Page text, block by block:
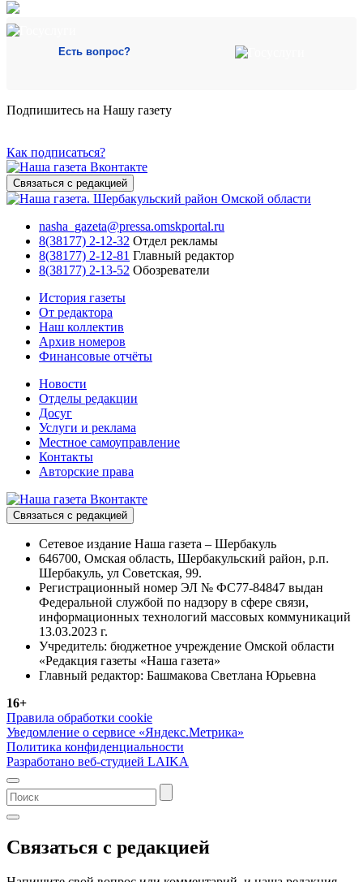
Есть вопрос?
Подпишитесь на Нашу газету
Как подписаться?
Связаться с редакцией
nasha_gazeta@pressa.omskportal.ru
8(38177) 2-12-32 Отдел рекламы
8(38177) 2-12-81 Главный редактор
8(38177) 2-13-52 Обозреватели
История газеты
От редактора
Наш коллектив
Архив номеров
Финансовые отчёты
Новости
Отделы редакции
Досуг
Услуги и реклама
Местное самоуправление
Контакты
Авторские права
Связаться с редакцией
Сетевое издание Наша газета – Шербакуль
646700, Омская область, Шербакульский район, р.п.
Шербакуль, ул Советская, 99.
Регистрационный номер ЭЛ № ФС77-84847 выдан
Федеральной службой по надзору в сфере связи,
информационных технологий массовых коммуникаций
13.03.2023 г.
Учредитель: бюджетное учреждение Омской области
«Редакция газеты «Наша газета»
Главный редактор: Башмакова Светлана Юрьевна
16+
Правила обработки cookie
Уведомление о сервисе «Яндекс.Метрика»
Политика конфиденциальности
Разработано веб-студией LAIKA
Связаться с редакцией